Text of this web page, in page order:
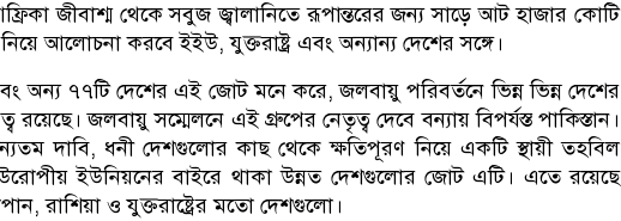
জীবাশ্ম থেকে সবুজ জ্বালানিতে রূপান্তরের জন্য সাড়ে আট হাজার কোটি
আলোচনা করবে ইইউ, যুক্তরাষ্ট্র এবং অন্যান্য দেশের সঙ্গে।
অন্য ৭৭টি দেশের এই জোট মনে করে, জলবায়ু পরিবর্তনে ভিন্ন ভিন্ন দেশের
রয়েছে। জলবায়ু সম্মেলনে এই গ্রুপের নেতৃত্ব দেবে বন্যায় বিপর্যস্ত পাকিস্তান।
দাবি, ধনী দেশগুলোর কাছ থেকে ক্ষতিপূরণ নিয়ে একটি স্থায়ী তহবিল
ইউনিয়নের বাইরে থাকা উন্নত দেশগুলোর জোট এটি। এতে রয়েছে
রাশিয়া ও যুক্তরাষ্ট্রের মতো দেশগুলো।